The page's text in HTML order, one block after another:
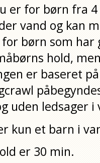
er for børn fra
vand og kan
for børn som
hold,
er baseret
uden ledsager i
kun et barn i
er 30 min.